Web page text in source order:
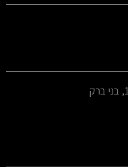
a
m